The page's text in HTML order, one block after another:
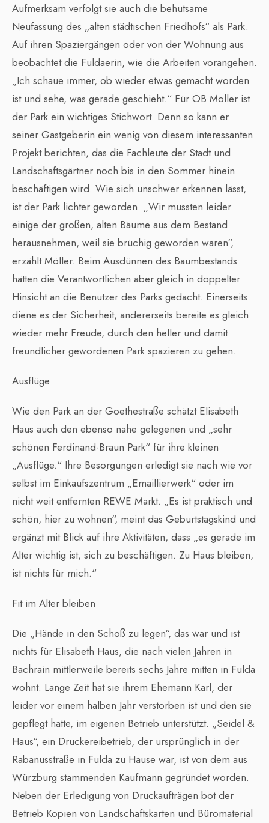
Aufmerksam verfolgt sie auch die behutsame
Neufassung des „alten städtischen Friedhofs“ als Park.
Auf ihren Spaziergängen oder von der Wohnung aus
beobachtet die Fuldaerin, wie die Arbeiten vorangehen.
„Ich schaue immer, ob wieder etwas gemacht worden
ist und sehe, was gerade geschieht.“ Für OB Möller ist
der Park ein wichtiges Stichwort. Denn so kann er
seiner Gastgeberin ein wenig von diesem interessanten
Projekt berichten, das die Fachleute der Stadt und
Landschaftsgärtner noch bis in den Sommer hinein
beschäftigen wird. Wie sich unschwer erkennen lässt,
ist der Park lichter geworden. „Wir mussten leider
einige der großen, alten Bäume aus dem Bestand
herausnehmen, weil sie brüchig geworden waren“,
erzählt Möller. Beim Ausdünnen des Baumbestands
hätten die Verantwortlichen aber gleich in doppelter
Hinsicht an die Benutzer des Parks gedacht. Einerseits
diene es der Sicherheit, andererseits bereite es gleich
wieder mehr Freude, durch den heller und damit
freundlicher gewordenen Park spazieren zu gehen.
Ausflüge
Wie den Park an der Goethestraße schätzt Elisabeth
Haus auch den ebenso nahe gelegenen und „sehr
schönen Ferdinand-Braun Park“ für ihre kleinen
„Ausflüge.“ Ihre Besorgungen erledigt sie nach wie vor
selbst im Einkaufszentrum „Emaillierwerk“ oder im
nicht weit entfernten REWE Markt. „Es ist praktisch und
schön, hier zu wohnen“, meint das Geburtstagskind und
ergänzt mit Blick auf ihre Aktivitäten, dass „es gerade im
Alter wichtig ist, sich zu beschäftigen. Zu Haus bleiben,
ist nichts für mich.“
Fit im Alter bleiben
Die „Hände in den Schoß zu legen“, das war und ist
nichts für Elisabeth Haus, die nach vielen Jahren in
Bachrain mittlerweile bereits sechs Jahre mitten in Fulda
wohnt. Lange Zeit hat sie ihrem Ehemann Karl, der
leider vor einem halben Jahr verstorben ist und den sie
gepflegt hatte, im eigenen Betrieb unterstützt. „Seidel &
Haus“, ein Druckereibetrieb, der ursprünglich in der
Rabanusstraße in Fulda zu Hause war, ist von dem aus
Würzburg stammenden Kaufmann gegründet worden.
Neben der Erledigung von Druckaufträgen bot der
Betrieb Kopien von Landschaftskarten und Büromaterial